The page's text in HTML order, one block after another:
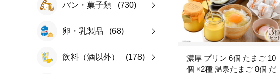
パン・菓子類 (730)
卵・乳製品 (68)
飲料（酒以外） (178)
濃厚 プリン 6個 たまご 10
個 ×2種 温泉たまご 8個 だ